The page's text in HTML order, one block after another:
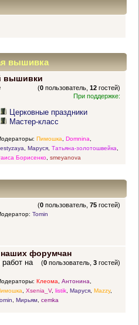
вышивка
вышивки
(0 пользователь,12 гостей)
При поддержке:
Церковные праздники
Мастер-класс
Пимошка Domnina
Маруся, Татьяна-золотошвейка
Борисенко, smeyanova
(0 пользователь,75 гостей)
Tomin
форумчан
(0 пользователь,3 гостей)
на
Клеома, Антонина,
, Xsenia_V, listik, Маруся, Mazzy,
, Мирьям, cemka